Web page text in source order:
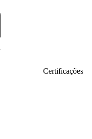
Certificações